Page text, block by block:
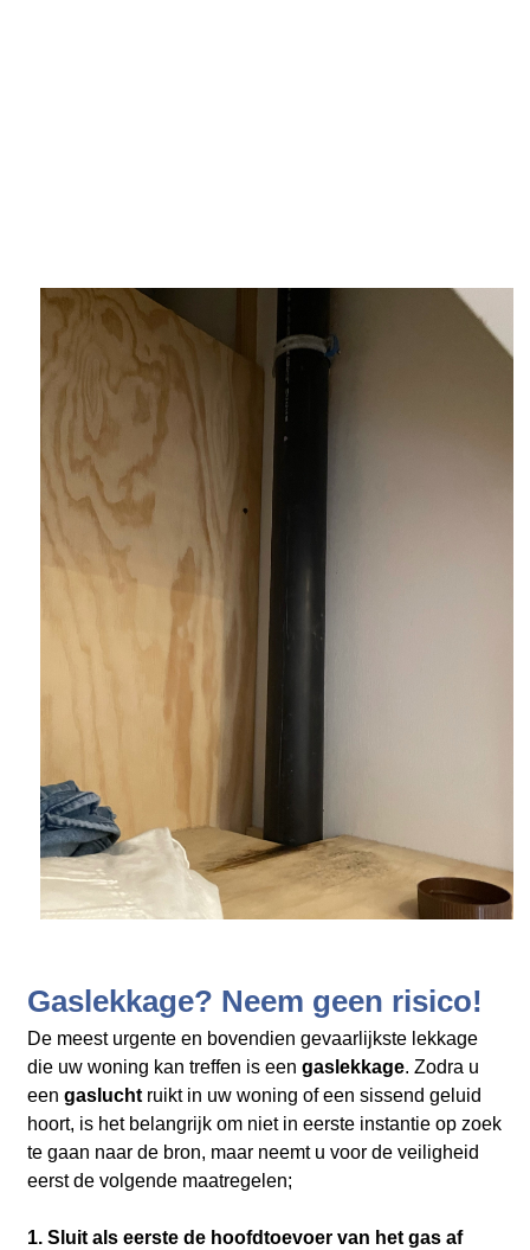
Gaslekkage? Neem geen risico!
De meest urgente en bovendien gevaarlijkste lekkage
die uw woning kan treffen is een gaslekkage. Zodra u
een gasluchtruikt in uw woning of een sissend geluid
hoort, is het belangrijk om niet in eerste instantie op zoek
te gaan naar de bron, maar neemt u voor de veiligheid
eerst de volgende maatregelen;
1. Sluit als eerste de hoofdtoevoer van het gas af